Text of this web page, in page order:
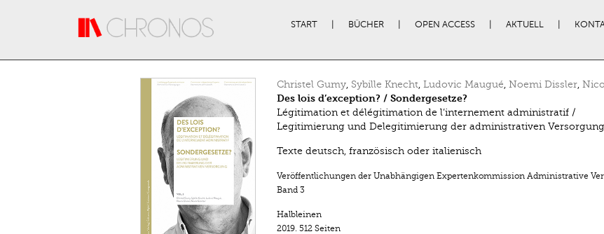
START BÜCHER OPEN ACCESS AKTUELL
Christel Gumy, Sybille Knecht, Ludovic Maugué, Noemi Dissler,
Des lois d’exception? / Sondergesetze?
Légitimation et délégitimation de l’internement administratif /
Legitimierung und Delegitimierung der administrativen Versorgung
Texte deutsch, französisch oder italienisch
Veröffentlichungen der Unabhängigen Expertenkommission Administrative
Band 3
Halbleinen
2019. 512 Seiten